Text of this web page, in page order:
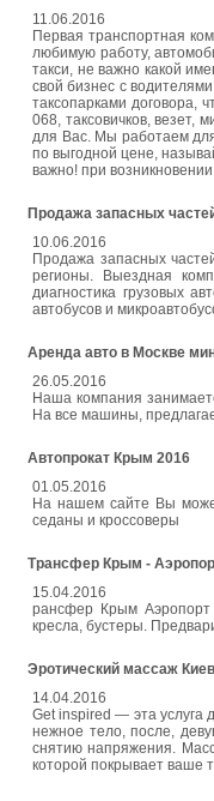
11.06.2016
Первая транспортная
любимую работу,
такси, не важно какой
свой бизнес с
таксопарками договора,
068, таксовичков, везет,
для Вас. Мы работаем
по выгодной цене,
важно! при
Продажа запасных
10.06.2016
Продажа запасных
регионы. Выездная
диагностика грузовых
автобусов и
Аренда авто в Москве
26.05.2016
Наша компания
На все машины,
Автопрокат Крым 2016
01.05.2016
На нашем сайте Вы
седаны и кроссоверы
Трансфер Крым -
15.04.2016
рансфер Крым Аэропорт
кресла, бустеры.
Эротический массаж Киев
14.04.2016
Get inspired — эта услуга
нежное тело, после,
снятию напряжения.
которой покрывает ваше